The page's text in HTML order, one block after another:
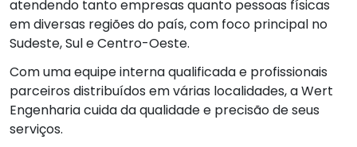
atendendo tanto empresas quanto pessoas físicas
em diversas regiões do país, com foco principal no
Sudeste, Sul e Centro-Oeste.
Com uma equipe interna qualificada e profissionais
parceiros distribuídos em várias localidades, a Wert
Engenharia cuida da qualidade e precisão de seus
serviços.